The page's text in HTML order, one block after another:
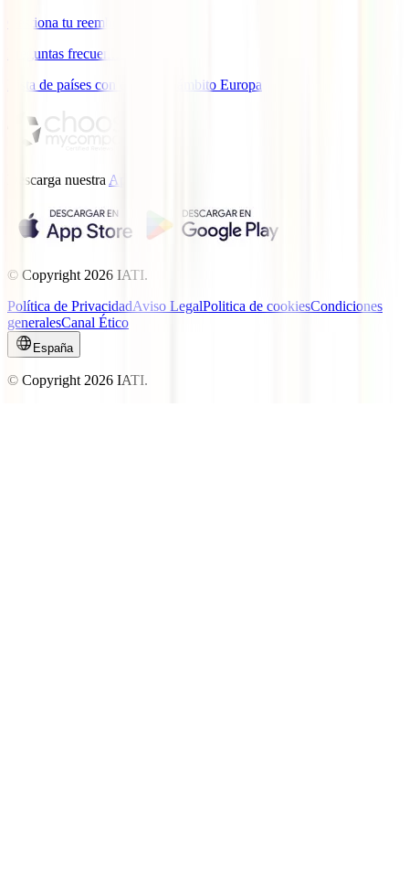
Gestiona tu reembolso
Preguntas frecuentes
Lista de países con cobertura ámbito Europa
Descarga nuestra App.
© Copyright 2026 IATI.
Política de PrivacidadAviso LegalPolitica de cookiesCondiciones
generalesCanal Ético
España
© Copyright 2026 IATI.